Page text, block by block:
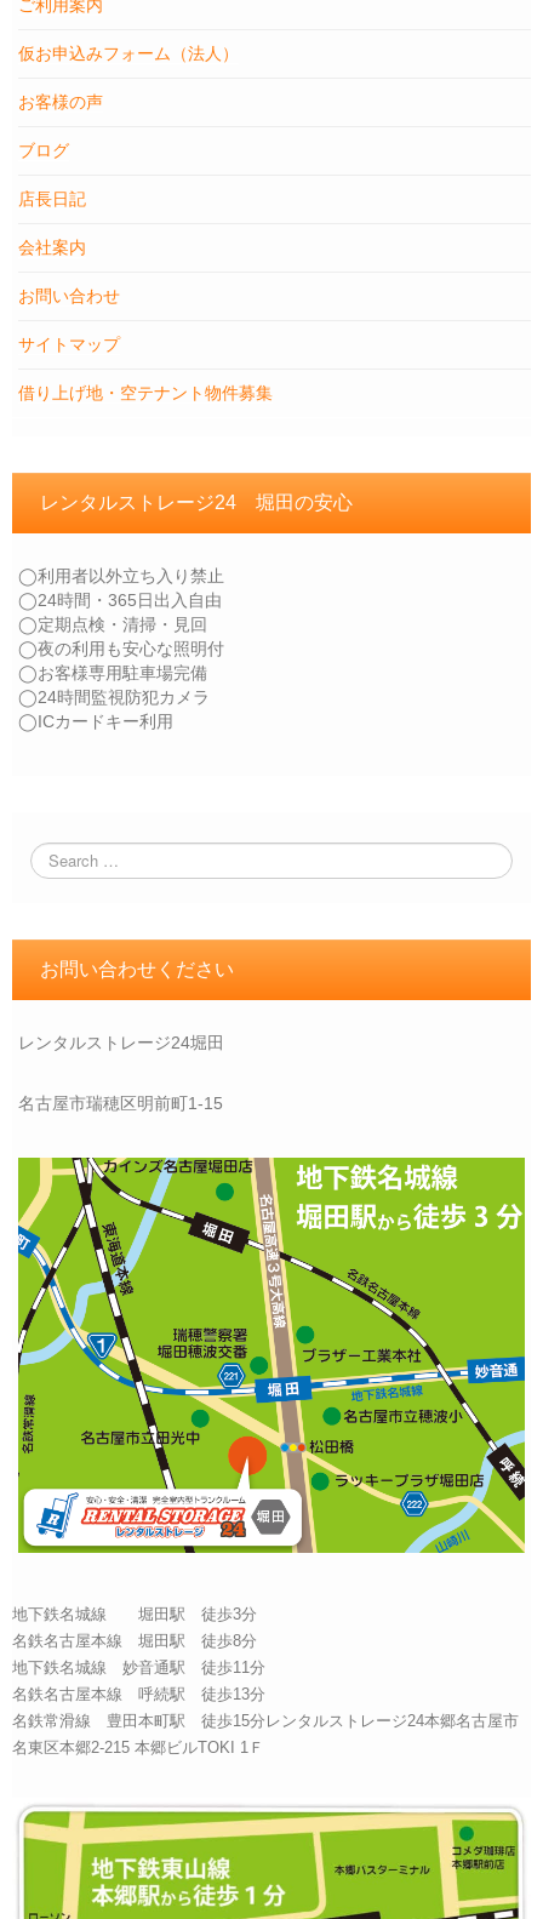
ご利用案内
仮お申込みフォーム（法人）
お客様の声
ブログ
店長日記
会社案内
お問い合わせ
サイトマップ
借り上げ地・空テナント物件募集
レンタルストレージ24 堀田の安心
◯利用者以外立ち入り禁止
◯24時間・365日出入自由
◯定期点検・清掃・見回
◯夜の利用も安心な照明付
◯お客様専用駐車場完備
◯24時間監視防犯カメラ
◯ICカードキー利用
お問い合わせください
レンタルストレージ24堀田
名古屋市瑞穂区明前町1-15
地下鉄名城線 堀田駅 徒歩3分
名鉄名古屋本線 堀田駅 徒歩8分
地下鉄名城線 妙音通駅 徒歩11分
名鉄名古屋本線 呼続駅 徒歩13分
名鉄常滑線 豊田本町駅 徒歩15分レンタルストレージ24本郷名古屋市
名東区本郷2-215 本郷ビルTOKI 1Ｆ